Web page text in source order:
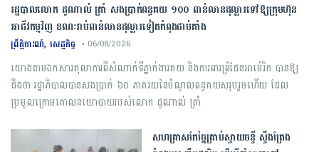
រដ្ឋបាលលោក ដូណាល់ ត្រាំ សងប្រាក់ពន្ធគយ ១០០ ពាន់លានដុល្លារទៅឱ្យក្រុមហ៊ុន
អាជីវកម្មវិញ ខណៈរាប់ពាន់លានដុល្លារទៀតកំពុងជាប់គាំង
ព្រឹត្តិការណ៍, សេដ្ឋកិច្ច • 06/08/2026
យោងតាមឯកសារតុលាការពីសំណាក់ទីភ្នាក់ងារគយ និងការពារព្រំដែនអាម៉េរិក បានឱ្យ
ដឹងថា រដ្ឋាភិបាលបានសងប្រាក់ ៦០ ភាគរយនៃចំណូលពន្ធគយសរុបរួចហើយ ដែល
ប្រមូលក្រោមគោលនយោបាយរបស់លោក ដូណាល់ ត្រាំ
សហគ្រាសកែច្នៃគ្រាប់ស្វាយចន្ទី ស្ទឹងត្រែង